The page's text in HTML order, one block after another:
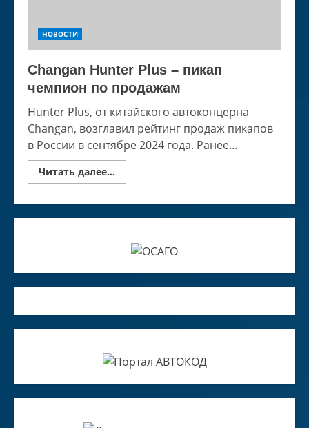
НОВОСТИ
Changan Hunter Plus – пикап
чемпион по продажам
Hunter Plus, от китайского автоконцерна
Changan, возглавил рейтинг продаж пикапов
в России в сентябре 2024 года. Ранее...
Читать далее...
more
Plus
чемпион